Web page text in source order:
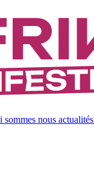
sommes nous actualités